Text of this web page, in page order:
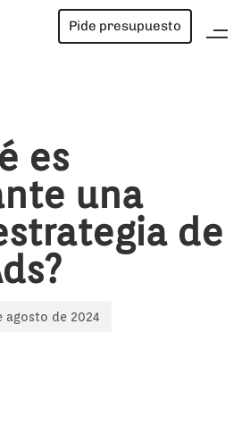
Pide presupuesto
es
una
de
agosto de 2024